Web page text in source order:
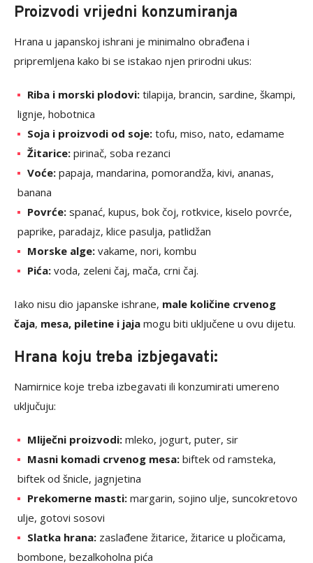
Proizvodi vrijedni konzumiranja
Hrana u japanskoj ishrani je minimalno obrađena i
pripremljena kako bi se istakao njen prirodni ukus:
Riba i morski plodovi: tilapija, brancin, sardine, škampi,
lignje, hobotnica
Soja i proizvodi od soje: tofu, miso, nato, edamame
Žitarice: pirinač, soba rezanci
Voće: papaja, mandarina, pomorandža, kivi, ananas,
banana
Povrće: spanać, kupus, bok čoj, rotkvice, kiselo povrće,
paprike, paradajz, klice pasulja, patlidžan
Morske alge: vakame, nori, kombu
Pića: voda, zeleni čaj, mača, crni čaj.
Iako nisu dio japanske ishrane, male količine crvenog
čaja, mesa, piletine i jaja mogu biti uključene u ovu dijetu.
Hrana koju treba izbjegavati:
Namirnice koje treba izbegavati ili konzumirati umereno
uključuju:
Mliječni proizvodi: mleko, jogurt, puter, sir
Masni komadi crvenog mesa: biftek od ramsteka,
biftek od šnicle, jagnjetina
Prekomerne masti: margarin, sojino ulje, suncokretovo
ulje, gotovi sosovi
Slatka hrana: zaslađene žitarice, žitarice u pločicama,
bombone, bezalkoholna pića